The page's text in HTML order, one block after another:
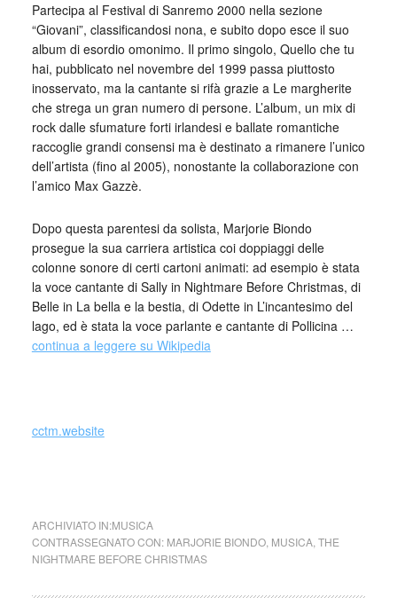
Partecipa al Festival di Sanremo 2000 nella sezione
“Giovani”, classificandosi nona, e subito dopo esce il suo
album di esordio omonimo. Il primo singolo, Quello che tu
hai, pubblicato nel novembre del 1999 passa piuttosto
inosservato, ma la cantante si rifà grazie a Le margherite
che strega un gran numero di persone. L’album, un mix di
rock dalle sfumature forti irlandesi e ballate romantiche
raccoglie grandi consensi ma è destinato a rimanere l’unico
dell’artista (fino al 2005), nonostante la collaborazione con
l’amico Max Gazzè.
Dopo questa parentesi da solista, Marjorie Biondo
prosegue la sua carriera artistica coi doppiaggi delle
colonne sonore di certi cartoni animati: ad esempio è stata
la voce cantante di Sally in Nightmare Before Christmas, di
Belle in La bella e la bestia, di Odette in L’incantesimo del
lago, ed è stata la voce parlante e cantante di Pollicina …
continua a leggere su Wikipedia
cctm.website
ARCHIVIATO IN:MUSICA
CONTRASSEGNATO CON: MARJORIE BIONDO, MUSICA, THE
NIGHTMARE BEFORE CHRISTMAS